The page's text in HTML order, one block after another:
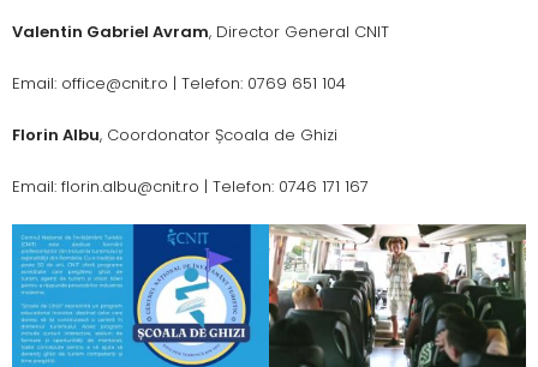
Valentin Gabriel Avram, Director General CNIT
Email: office@cnit.ro | Telefon: 0769 651 104
Florin Albu, Coordonator Școala de Ghizi
Email: florin.albu@cnit.ro | Telefon: 0746 171 167